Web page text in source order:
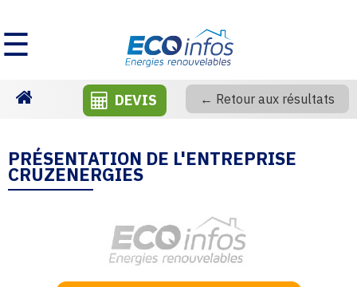
☰
DEVIS ← Retour aux résultats
PRÉSENTATION DE L'ENTREPRISE
CRUZENERGIES